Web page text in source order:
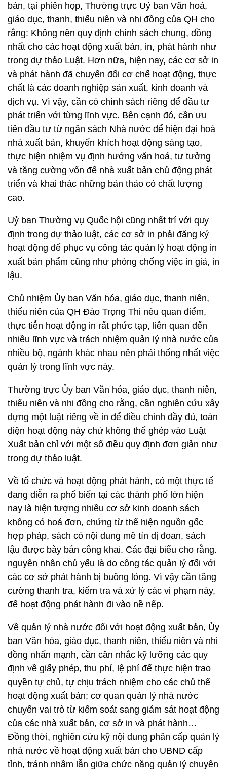
bản, tại phiên họp, Thường trực Uỷ ban Văn hoá,
giáo dục, thanh, thiếu niên và nhi đồng của QH cho
rằng: Không nên quy định chính sách chung, đồng
nhất cho các hoạt động xuất bản, in, phát hành như
trong dự thảo Luật. Hơn nữa, hiện nay, các cơ sở in
và phát hành đã chuyển đổi cơ chế hoạt động, thực
chất là các doanh nghiệp sản xuất, kinh doanh và
dịch vụ. Vì vậy, cần có chính sách riêng để đầu tư
phát triển với từng lĩnh vực. Bên cạnh đó, cần ưu
tiên đầu tư từ ngân sách Nhà nước để hiện đại hoá
nhà xuất bản, khuyến khích hoạt động sáng tạo,
thực hiện nhiệm vụ định hướng văn hoá, tư tưởng
và tăng cường vốn để nhà xuất bản chủ động phát
triển và khai thác những bản thảo có chất lượng
cao.
Uỷ ban Thường vụ Quốc hội cũng nhất trí với quy
định trong dự thảo luật, các cơ sở in phải đăng ký
hoạt động để phục vụ công tác quản lý hoạt động in
xuất bản phẩm cũng như phòng chống việc in giả, in
lậu.
Chủ nhiệm Ủy ban Văn hóa, giáo dục, thanh niên,
thiếu niên của QH Đào Trọng Thi nêu quan điểm,
thực tiễn hoạt động in rất phức tạp, liên quan đến
nhiều lĩnh vực và trách nhiệm quản lý nhà nước của
nhiều bộ, ngành khác nhau nên phải thống nhất việc
quản lý trong lĩnh vực này.
Thường trực Ủy ban Văn hóa, giáo dục, thanh niên,
thiếu niên và nhi đồng cho rằng, cần nghiên cứu xây
dựng một luật riêng về in để điều chỉnh đầy đủ, toàn
diện hoạt động này chứ không thể ghép vào Luật
Xuất bản chỉ với một số điều quy định đơn giản như
trong dự thảo luật.
Về tổ chức và hoạt động phát hành, có một thực tế
đang diễn ra phổ biến tại các thành phố lớn hiện
nay là hiện tượng nhiều cơ sở kinh doanh sách
không có hoá đơn, chứng từ thể hiện nguồn gốc
hợp pháp, sách có nội dung mê tín dị đoan, sách
lậu được bày bán công khai. Các đại biểu cho rằng.
nguyên nhân chủ yếu là do công tác quản lý đối với
các cơ sở phát hành bị buông lỏng. Vì vậy cần tăng
cường thanh tra, kiểm tra và xử lý các vi phạm này,
để hoạt động phát hành đi vào nề nếp.
Về quản lý nhà nước đối với hoạt động xuất bản, Ủy
ban Văn hóa, giáo dục, thanh niên, thiếu niên và nhi
đồng nhấn mạnh, cần cân nhắc kỹ lưỡng các quy
định về giấy phép, thu phí, lệ phí để thực hiện trao
quyền tự chủ, tự chịu trách nhiệm cho các chủ thể
hoạt động xuất bản; cơ quan quản lý nhà nước
chuyển vai trò từ kiểm soát sang giám sát hoạt động
của các nhà xuất bản, cơ sở in và phát hành…
Đồng thời, nghiên cứu kỹ nội dung phân cấp quản lý
nhà nước về hoạt động xuất bản cho UBND cấp
tỉnh, tránh nhầm lẫn giữa chức năng quản lý chuyên